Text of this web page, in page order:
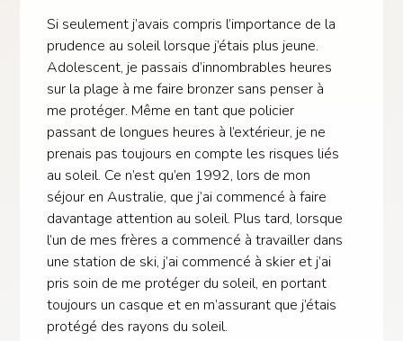
Si seulement j’avais compris l’importance de la
prudence au soleil lorsque j’étais plus jeune.
Adolescent, je passais d’innombrables heures
sur la plage à me faire bronzer sans penser à
me protéger. Même en tant que policier
passant de longues heures à l’extérieur, je ne
prenais pas toujours en compte les risques liés
au soleil. Ce n’est qu’en 1992, lors de mon
séjour en Australie, que j’ai commencé à faire
davantage attention au soleil. Plus tard, lorsque
l’un de mes frères a commencé à travailler dans
une station de ski, j’ai commencé à skier et j’ai
pris soin de me protéger du soleil, en portant
toujours un casque et en m’assurant que j’étais
protégé des rayons du soleil.